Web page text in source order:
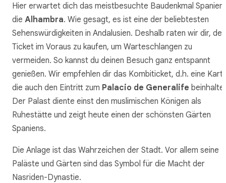
Hier erwartet dich das meistbesuchte Baudenkmal
die Alhambra. Wie gesagt, es ist eine der beliebtesten
Sehenswürdigkeiten in Andalusien. Deshalb raten wir dir,
Ticket im Voraus zu kaufen, um Warteschlangen zu
vermeiden. So kannst du deinen Besuch ganz entspannt
genießen. Wir empfehlen dir das Kombiticket, d.h. eine
die auch den Eintritt zum Palacio de Generalife
Der Palast diente einst den muslimischen Königen als
Ruhestätte und zeigt heute einen der schönsten Gärten
Spaniens.
Die Anlage ist das Wahrzeichen der Stadt. Vor allem seine
Paläste und Gärten sind das Symbol für die Macht der
Nasriden-Dynastie.